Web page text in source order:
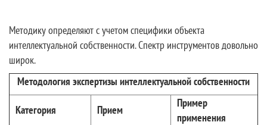
Методику определяют с учетом специфики объекта
интеллектуальной собственности. Спектр инструментов довольно
широк.
Методология экспертизы интеллектуальной собственности
Категория Прием
Пример
применения